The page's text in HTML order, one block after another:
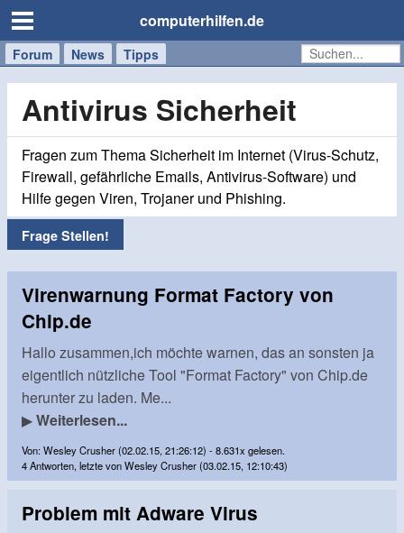
computerhilfen.de
Forum News Tipps
Handy
Windows
Mac
Antivirus Sicherheit
Fragen zum Thema Sicherheit im Internet (Virus-Schutz,
Firewall, gefährliche Emails, Antivirus-Software) und
Hilfe gegen Viren, Trojaner und Phishing.
Frage Stellen!
Virenwarnung Format Factory von
Chip.de
Hallo zusammen,ich möchte warnen, das an sonsten ja
eigentlich nützliche Tool "Format Factory" von Chip.de
herunter zu laden. Me...
▶Weiterlesen...
Von: Wesley Crusher (02.02.15, 21:26:12) - 8.631x gelesen.
4 Antworten, letzte von Wesley Crusher (03.02.15, 12:10:43)
Problem mit Adware Virus